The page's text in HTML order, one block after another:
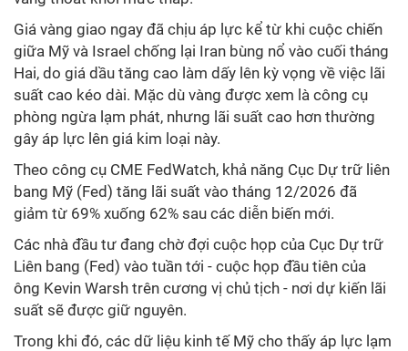
Giá vàng giao ngay đã chịu áp lực kể từ khi cuộc chiến
giữa Mỹ và Israel chống lại Iran bùng nổ vào cuối tháng
Hai, do giá dầu tăng cao làm dấy lên kỳ vọng về việc lãi
suất cao kéo dài. Mặc dù vàng được xem là công cụ
phòng ngừa lạm phát, nhưng lãi suất cao hơn thường
gây áp lực lên giá kim loại này.
Theo công cụ CME FedWatch, khả năng Cục Dự trữ liên
bang Mỹ (Fed) tăng lãi suất vào tháng 12/2026 đã
giảm từ 69% xuống 62% sau các diễn biến mới.
Các nhà đầu tư đang chờ đợi cuộc họp của Cục Dự trữ
Liên bang (Fed) vào tuần tới - cuộc họp đầu tiên của
ông Kevin Warsh trên cương vị chủ tịch - nơi dự kiến ​​lãi
suất sẽ được giữ nguyên.
Trong khi đó, các dữ liệu kinh tế Mỹ cho thấy áp lực lạm